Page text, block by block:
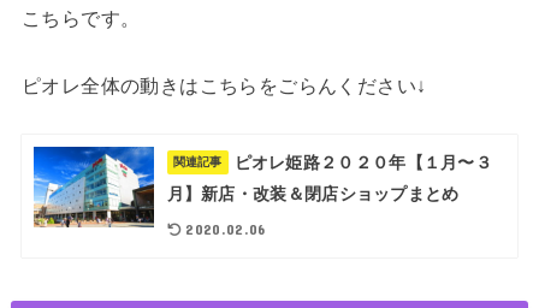
こちらです。
ピオレ全体の動きはこちらをごらんください↓
関連記事
ピオレ姫路２０２０年【１月〜３
月】新店・改装＆閉店ショップまとめ
2020.02.06